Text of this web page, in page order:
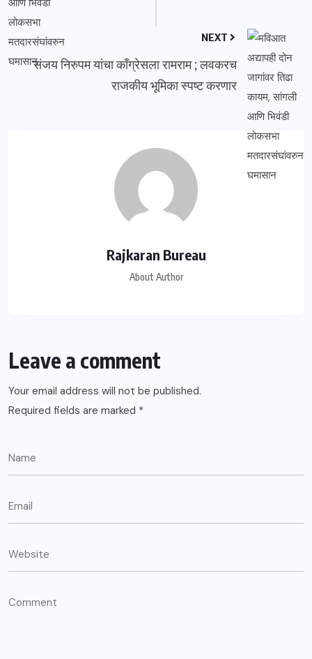
NEXT
संजय निरुपम यांचा काँग्रेसला रामराम ; लवकरच
राजकीय भूमिका स्पष्ट करणार
Rajkaran Bureau
About Author
Leave a comment
Your email address will not be published.
Required fields are marked *